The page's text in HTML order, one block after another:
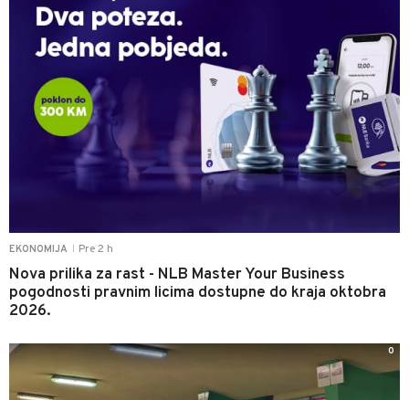
EKONOMIJA Pre 2 h
Nova prilika za rast - NLB Master Your Business
pogodnosti pravnim licima dostupne do kraja oktobra
2026.
0